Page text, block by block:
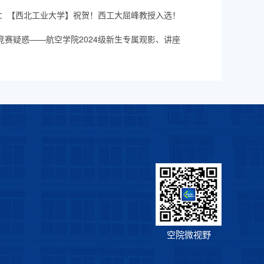
【西北工业大学】祝贺！西工大屈峰教授入选！
赛疑惑——航空学院2024级新生专属观影、讲座
空院微视野